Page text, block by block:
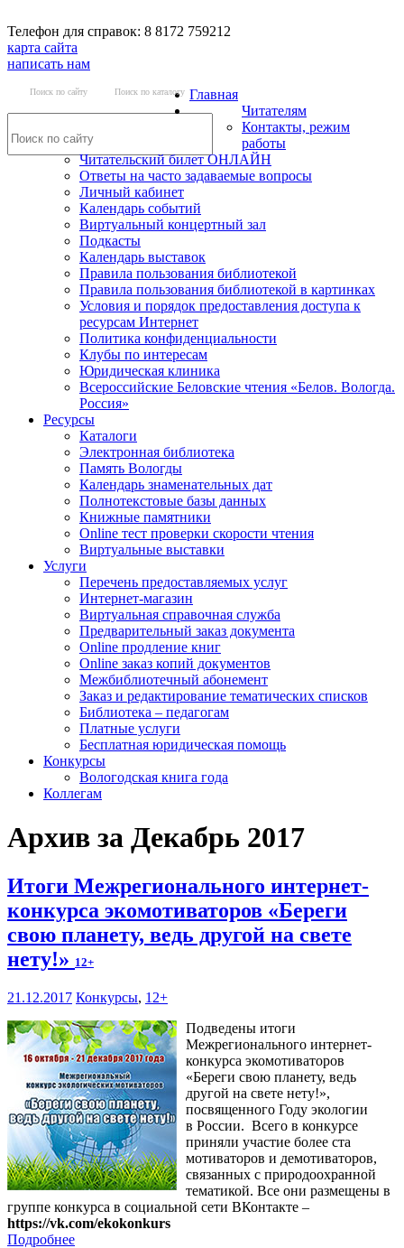
Телефон для справок: 8 8172 759212
карта сайта
написать нам
Поиск по сайту Поиск по каталогу Главная
Читателям
Контакты, режим
работы
Читательский билет ОНЛАЙН
Ответы на часто задаваемые вопросы
Личный кабинет
Календарь событий
Виртуальный концертный зал
Подкасты
Календарь выставок
Правила пользования библиотекой
Правила пользования библиотекой в картинках
Условия и порядок предоставления доступа к
ресурсам Интернет
Политика конфиденциальности
Клубы по интересам
Юридическая клиника
Всероссийские Беловские чтения «Белов. Вологда.
Россия»
Ресурсы
Каталоги
Электронная библиотека
Память Вологды
Календарь знаменательных дат
Полнотекстовые базы данных
Книжные памятники
Online тест проверки скорости чтения
Виртуальные выставки
Услуги
Перечень предоставляемых услуг
Интернет-магазин
Виртуальная справочная служба
Предварительный заказ документа
Online продление книг
Online заказ копий документов
Межбиблиотечный абонемент
Заказ и редактирование тематических списков
Библиотека – педагогам
Платные услуги
Бесплатная юридическая помощь
Конкурсы
Вологодская книга года
Коллегам
Архив за Декабрь 2017
Итоги Межрегионального интернет-
конкурса экомотиваторов «Береги
свою планету, ведь другой на свете
нету!» 12+
21.12.2017 Конкурсы, 12+
Подведены итоги
Межрегионального интернет-
конкурса экомотиваторов
«Береги свою планету, ведь
другой на свете нету!»,
посвященного Году экологии
в России. Всего в конкурсе
приняли участие более ста
мотиваторов и демотиваторов,
связанных с природоохранной
тематикой. Все они размещены в
группе конкурса в социальной сети ВКонтакте –
https://vk.com/ekokonkurs
Подробнее